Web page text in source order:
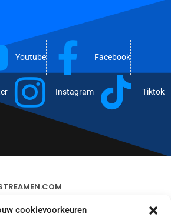
cookievoorkeuren
Youtube Facebook
Instagram Tiktok